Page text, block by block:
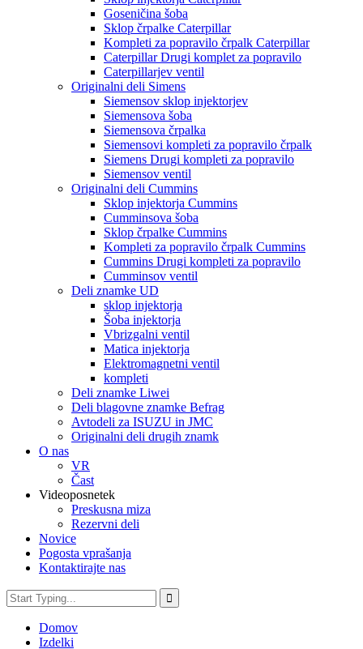
Goseničina šoba
Sklop črpalke Caterpillar
Kompleti za popravilo črpalk Caterpillar
Caterpillar Drugi komplet za popravilo
Caterpillarjev ventil
Originalni deli Simens
Siemensov sklop injektorjev
Siemensova šoba
Siemensova črpalka
Siemensovi kompleti za popravilo črpalk
Siemens Drugi kompleti za popravilo
Siemensov ventil
Originalni deli Cummins
Sklop injektorja Cummins
Cumminsova šoba
Sklop črpalke Cummins
Kompleti za popravilo črpalk Cummins
Cummins Drugi kompleti za popravilo
Cumminsov ventil
Deli znamke UD
sklop injektorja
Šoba injektorja
Vbrizgalni ventil
Matica injektorja
Elektromagnetni ventil
kompleti
Deli znamke Liwei
Deli blagovne znamke Befrag
Avtodeli za ISUZU in JMC
Originalni deli drugih znamk
O nas
VR
Čast
Videoposnetek
Preskusna miza
Rezervni deli
Novice
Pogosta vprašanja
Kontaktirajte nas
Domov
Izdelki